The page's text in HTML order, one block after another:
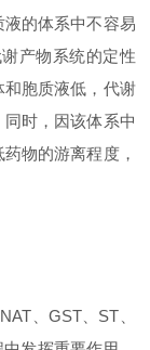
的体系中不容易
产物系统的定性
胞质液低，代谢
时，因该体系中
物的游离程度，
、GST、ST、